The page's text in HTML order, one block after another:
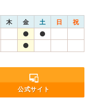
木 金 土 日 祝
公式サイト